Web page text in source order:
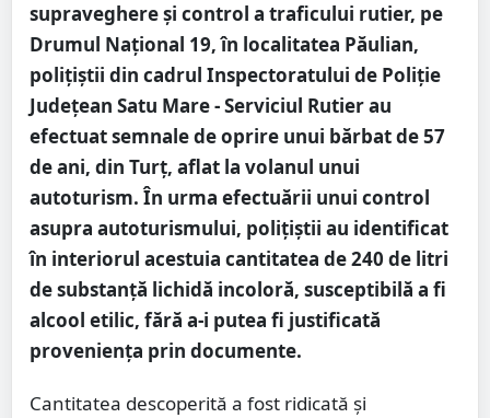
supraveghere și control a traficului rutier, pe
Drumul Național 19, în localitatea Păulian,
polițiștii din cadrul Inspectoratului de Poliție
Județean Satu Mare - Serviciul Rutier au
efectuat semnale de oprire unui bărbat de 57
de ani, din Turț, aflat la volanul unui
autoturism. În urma efectuării unui control
asupra autoturismului, polițiștii au identificat
în interiorul acestuia cantitatea de 240 de litri
de substanță lichidă incoloră, susceptibilă a fi
alcool etilic, fără a-i putea fi justificată
proveniența prin documente.
Cantitatea descoperită a fost ridicată și